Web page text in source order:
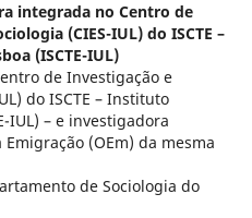
integrada no Centro de
(CIES-IUL) do ISCTE –
(ISCTE-IUL)
de Investigação e
do ISCTE – Instituto
IUL) – e investigadora
(OEm) da mesma
de Sociologia do